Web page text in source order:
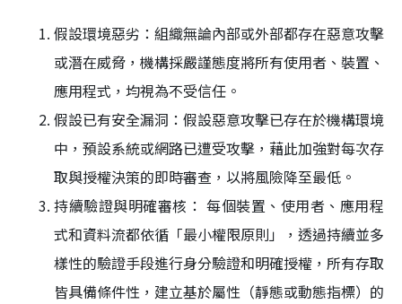
假設環境惡劣：組織無論內部或外部都存在惡意攻擊
或潛在威脅，機構採嚴謹態度將所有使用者、裝置、
應用程式，均視為不受信任。
假設已有安全漏洞：假設惡意攻擊已存在於機構環境
中，預設系統或網路已遭受攻擊，藉此加強對每次存
取與授權決策的即時審查，以將風險降至最低。
持續驗證與明確審核： 每個裝置、使用者、應用程
式和資料流都依循「最小權限原則」，透過持續並多
樣性的驗證手段進行身分驗證和明確授權，所有存取
皆具備條件性，建立基於屬性（靜態或動態指標）的